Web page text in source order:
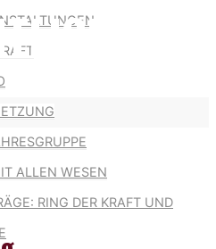
ALLEN WESEN
RING DER KRAFT UND